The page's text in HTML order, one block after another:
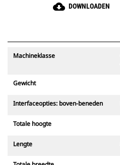
cloud_download DOWNLOADEN
Machineklasse
Gewicht
Interfaceopties: boven-beneden
Totale hoogte
Lengte